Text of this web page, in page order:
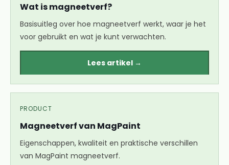
Wat is magneetverf?
Basisuitleg over hoe magneetverf werkt, waar je het
voor gebruikt en wat je kunt verwachten.
Lees artikel →
PRODUCT
Magneetverf van MagPaint
Eigenschappen, kwaliteit en praktische verschillen
van MagPaint magneetverf.